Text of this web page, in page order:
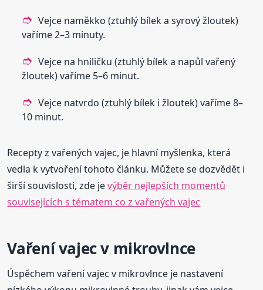
Vejce naměkko (ztuhlý bílek a syrový žloutek)
vaříme 2–3 minuty.
Vejce na hniličku (ztuhlý bílek a napůl vařený
žloutek) vaříme 5–6 minut.
Vejce natvrdo (ztuhlý bílek i žloutek) vaříme 8–
10 minut.
Recepty z vařených vajec, je hlavní myšlenka, která
vedla k vytvoření tohoto článku. Můžete se dozvědět i
širší souvislosti, zde jevýběr nejlepších momentů
souvisejících s tématem co z vařených vajec
Vaření vajec v mikrovlnce
Úspěchem vaření vajec v mikrovlnce je nastavení